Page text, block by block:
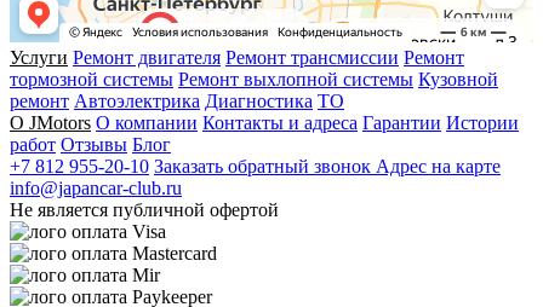
Услуги Ремонт двигателя Ремонт трансмиссии Ремонт
тормозной системы Ремонт выхлопной системы Кузовной
ремонт Автоэлектрика Диагностика ТО
О JMotors О компании Контакты и адреса Гарантии Истории
работ Отзывы Блог
+7 812 955-20-10 Заказать обратный звонок Адрес на карте
info@japancar-club.ru
Не является публичной офертой